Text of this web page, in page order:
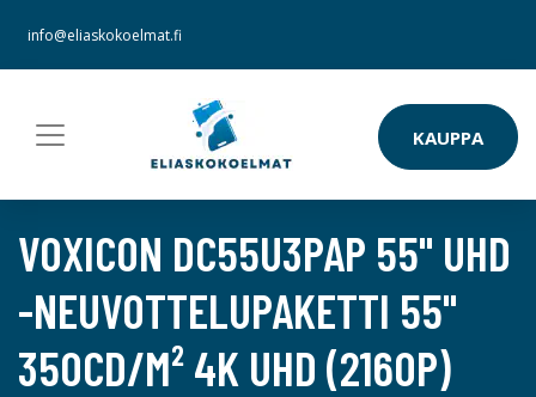
info@eliaskokoelmat.fi
KAUPPA
VOXICON DC55U3PAP 55" UHD
-NEUVOTTELUPAKETTI 55"
350CD/M² 4K UHD (2160P)